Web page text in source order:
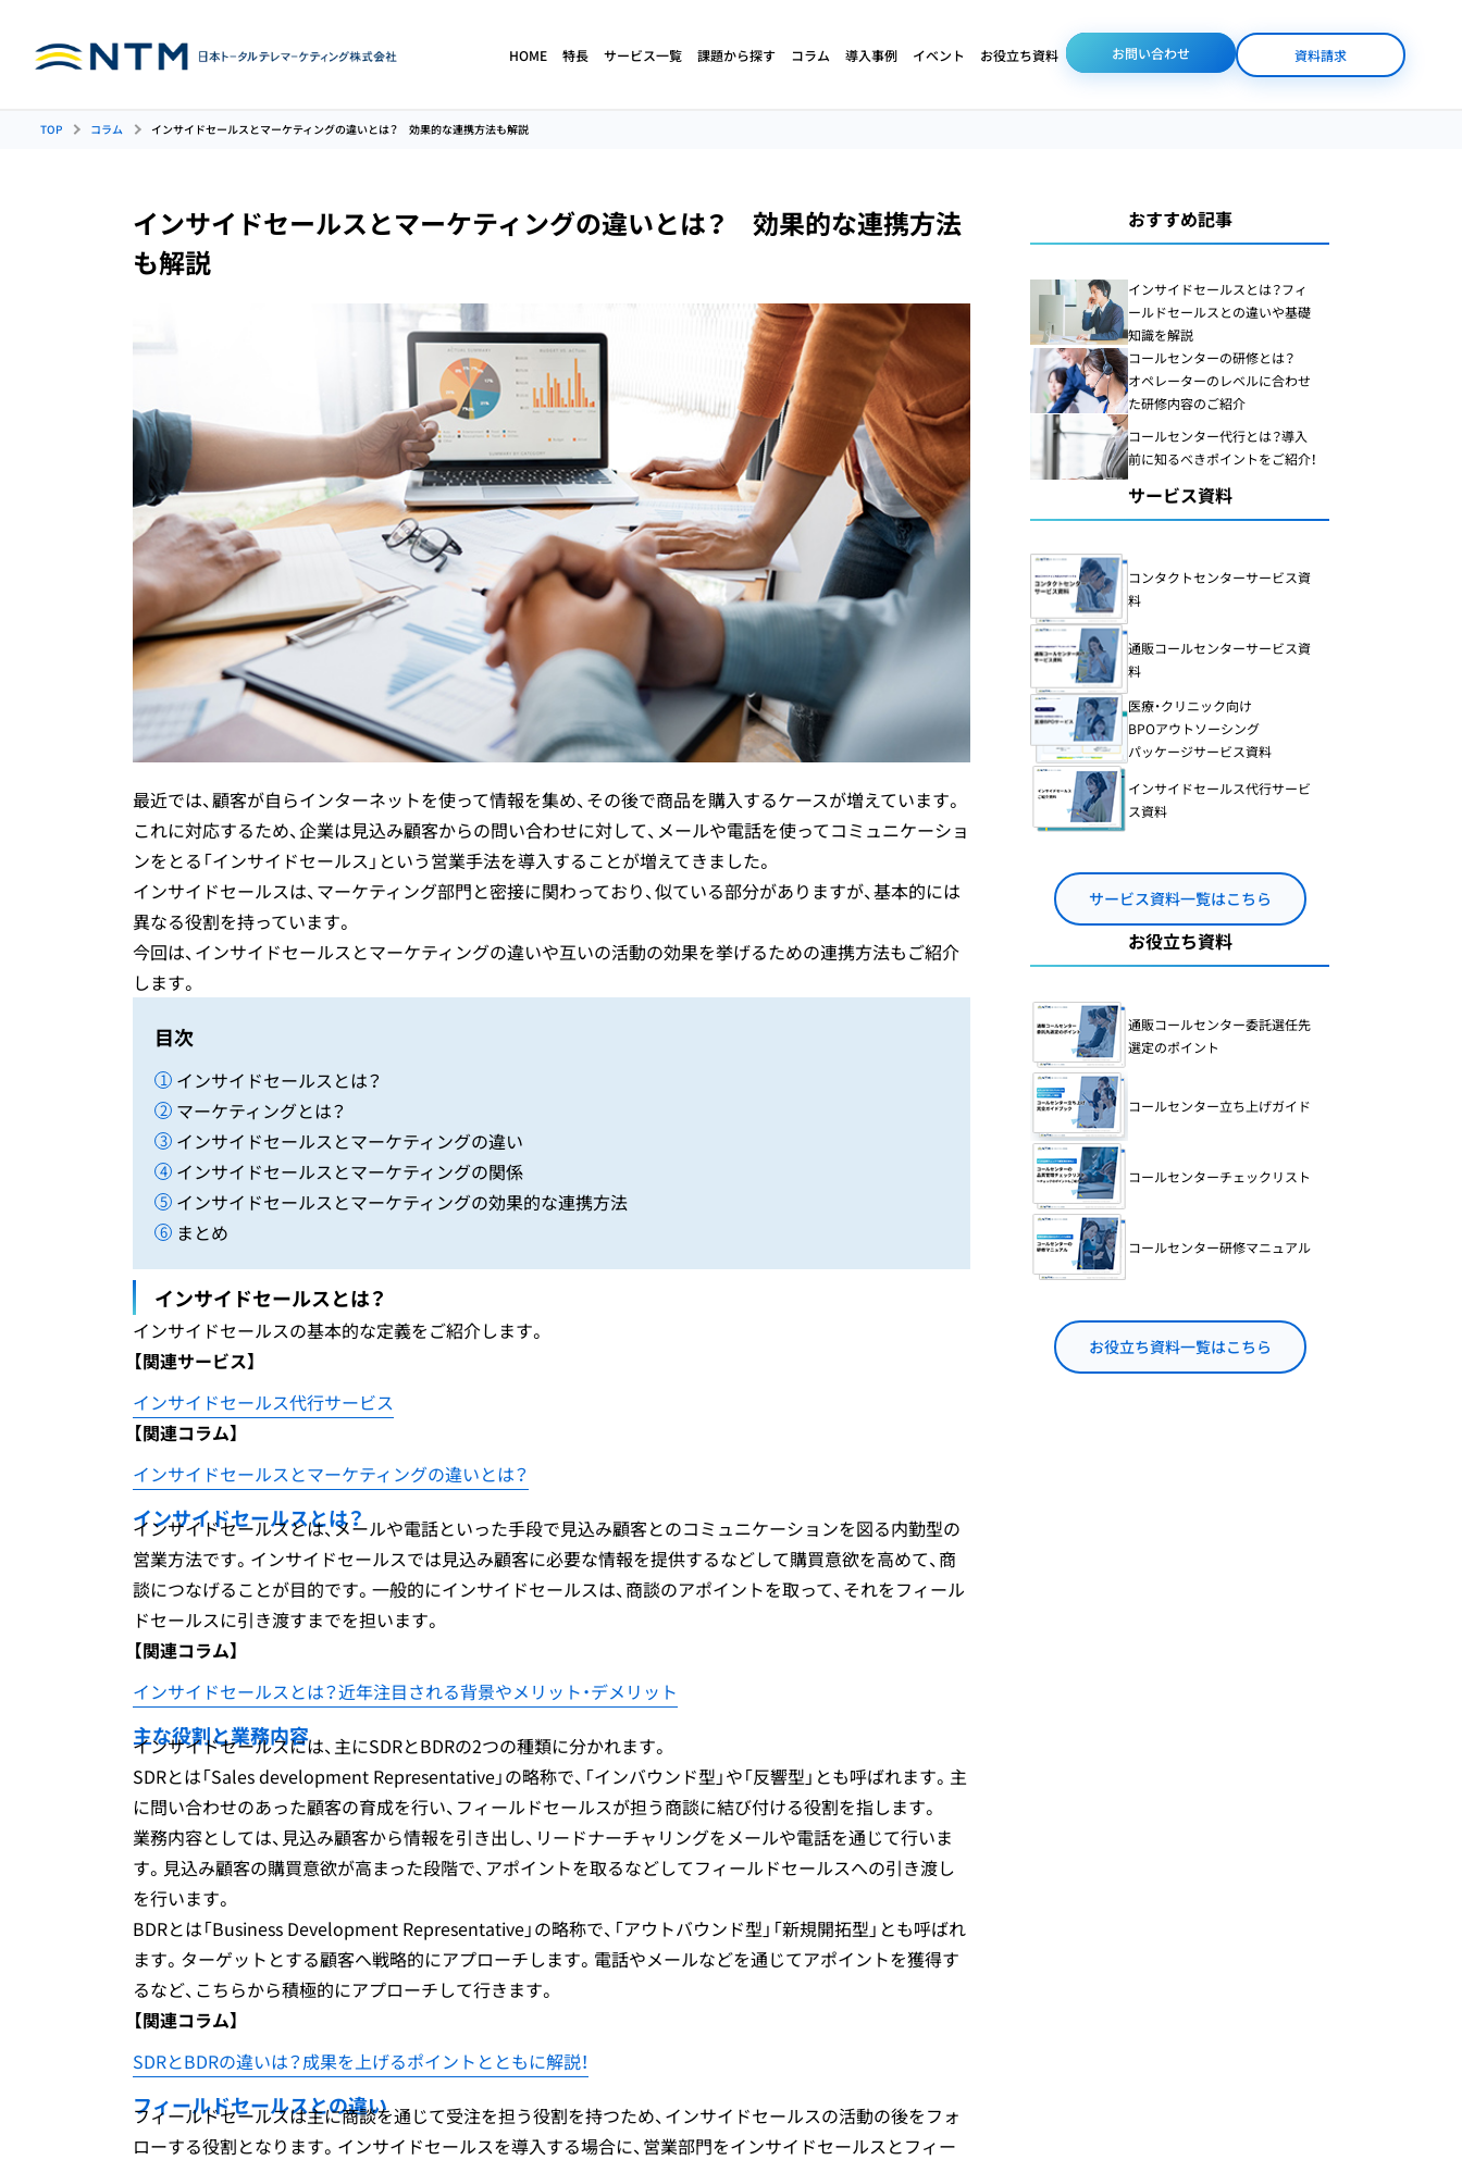
HOME 特長 サービス一覧
コンタクトセンター
（コールセンター）
受注管理代行
テクニカルサポート
インサイドセールス
代行サービス
アンケート調査代行
コンタクトセンター
（コールセンター）
アセスメント調査
バックオフィス人材
オペレーター研修
カスタマーハラスメ
（カスハラ）研修
コンタクトセンター
通販
美容・コスメ業界専門
ビューティコンサルティ
ング
課題から探す
管理者（SV）育成・研修
カスハラ研修
コールセンターの
離職率が高い
コールセンターの
業務改善・効率化
コールセンターの
お客様の声（VoC）分析
クレーム
（お客様の声）対応
インサイドセールス
立ち上げ課題
DX化が進まない
コールセンターの
オムニチャネル化
コールセンターでの
24時間365日対応の
コールセンター構築
コラム 導入事例 イベント お役立ち資料 お問い合わせ 資料請求
TOP コラム インサイドセールスとマーケティングの違いとは？ 効果的な連携方法も解説
インサイドセールスとマーケティングの違いとは？ 効果的な連携方法
も解説
最近では、顧客が自らインターネットを使って情報を集め、その後で商品を購入するケースが増えています。
これに対応するため、企業は見込み顧客からの問い合わせに対して、メールや電話を使ってコミュニケーショ
ンをとる「インサイドセールス」という営業手法を導入することが増えてきました。
インサイドセールスは、マーケティング部門と密接に関わっており、似ている部分がありますが、基本的には
異なる役割を持っています。
今回は、インサイドセールスとマーケティングの違いや互いの活動の効果を挙げるための連携方法もご紹介
します。
目次
インサイドセールスとは？
マーケティングとは？
インサイドセールスとマーケティングの違い
インサイドセールスとマーケティングの関係
インサイドセールスとマーケティングの効果的な連携方法
まとめ
インサイドセールスとは？
インサイドセールスの基本的な定義をご紹介します。
【関連サービス】
インサイドセールス代行サービス
【関連コラム】
インサイドセールスとマーケティングの違いとは？
インサイドセールスとは？
インサイドセールスとは、メールや電話といった手段で見込み顧客とのコミュニケーションを図る内勤型の
営業方法です。インサイドセールスでは見込み顧客に必要な情報を提供するなどして購買意欲を高めて、商
談につなげることが目的です。一般的にインサイドセールスは、商談のアポイントを取って、それをフィール
ドセールスに引き渡すまでを担います。
【関連コラム】
インサイドセールスとは？近年注目される背景やメリット・デメリット
主な役割と業務内容
インサイドセールスには、主にSDRとBDRの2つの種類に分かれます。
SDRとは「Sales development Representative」の略称で、「インバウンド型」や「反響型」とも呼ばれます。主
に問い合わせのあった顧客の育成を行い、フィールドセールスが担う商談に結び付ける役割を指します。
業務内容としては、見込み顧客から情報を引き出し、リードナーチャリングをメールや電話を通じて行いま
す。見込み顧客の購買意欲が高まった段階で、アポイントを取るなどしてフィールドセールスへの引き渡し
を行います。
BDRとは「Business Development Representative」の略称で、「アウトバウンド型」「新規開拓型」とも呼ばれ
ます。ターゲットとする顧客へ戦略的にアプローチします。電話やメールなどを通じてアポイントを獲得す
るなど、こちらから積極的にアプローチして行きます。
【関連コラム】
SDRとBDRの違いは？成果を上げるポイントとともに解説！
フィールドセールスとの違い
フィールドセールスは主に商談を通じて受注を担う役割を持つため、インサイドセールスの活動の後をフォ
ローする役割となります。インサイドセールスを導入する場合に、営業部門をインサイドセールスとフィー
おすすめ記事
インサイドセールスとは？フィ
ールドセールスとの違いや基礎
知識を解説
コールセンターの研修とは？
オペレーターのレベルに合わせ
た研修内容のご紹介
コールセンター代行とは？導入
前に知るべきポイントをご紹介！
サービス資料
コンタクトセンターサービス資
料
通販コールセンターサービス資
料
医療・クリニック向け
BPOアウトソーシング
パッケージサービス資料
インサイドセールス代行サービ
ス資料
サービス資料一覧はこちら
お役立ち資料
通販コールセンター委託選任先
選定のポイント
コールセンター立ち上げガイド
コールセンターチェックリスト
コールセンター研修マニュアル
お役立ち資料一覧はこちら